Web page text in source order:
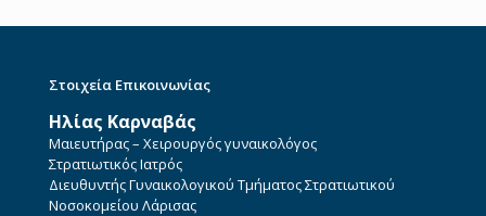
Στοιχεία Επικοινωνίας
Ηλίας Καρναβάς
Μαιευτήρας – Χειρουργός γυναικολόγος
Στρατιωτικός Ιατρός
Διευθυντής Γυναικολογικού Τμήματος Στρατιωτικού
Νοσοκομείου Λάρισας